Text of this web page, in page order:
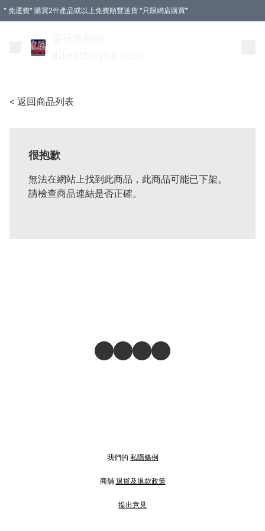
* 免運費* 購買2件產品或以上免費順豐送貨 *只限網店購買*
< 返回商品列表
很抱歉
無法在網站上找到此商品，此商品可能已下架。
請檢查商品連結是否正確。
我們的 私隱條例
商舖 退貨及退款政策
提出意見